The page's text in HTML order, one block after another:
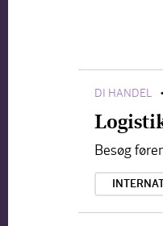
DI HANDEL •
Besøg